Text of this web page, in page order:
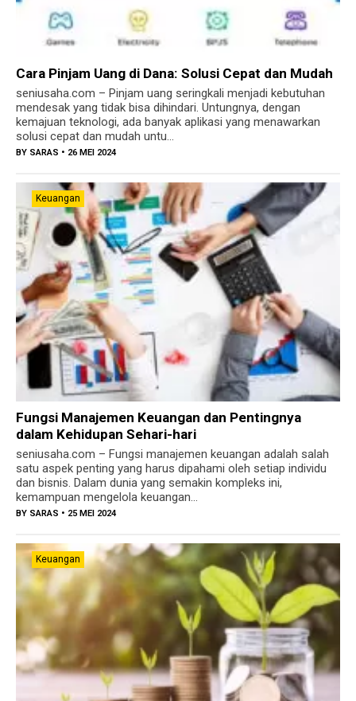
Cara Pinjam Uang di Dana: Solusi Cepat dan Mudah
seniusaha.com – Pinjam uang seringkali menjadi kebutuhan
mendesak yang tidak bisa dihindari. Untungnya, dengan
kemajuan teknologi, ada banyak aplikasi yang menawarkan
solusi cepat dan mudah untu...
BY SARAS • 26 MEI 2024
Keuangan
Fungsi Manajemen Keuangan dan Pentingnya
dalam Kehidupan Sehari-hari
seniusaha.com – Fungsi manajemen keuangan adalah salah
satu aspek penting yang harus dipahami oleh setiap individu
dan bisnis. Dalam dunia yang semakin kompleks ini,
kemampuan mengelola keuangan...
BY SARAS • 25 MEI 2024
Keuangan